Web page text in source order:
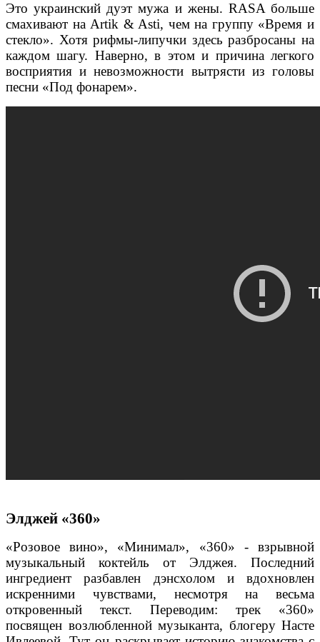
Это украинский дуэт мужа и жены. RASA больше
смахивают на Artik & Asti, чем на группу «Время и
стекло». Хотя рифмы-липучки здесь разбросаны на
каждом шагу. Наверно, в этом и причина легкого
восприятия и невозможности вытрясти из головы
песни «Под фонарем».
Элджей «360»
«Розовое вино», «Минимал», «360» - взрывной
музыкальный коктейль от Элджея. Последний
ингредиент разбавлен дэнсхолом и вдохновлен
искренними чувствами, несмотря на весьма
откровенный текст. Переводим: трек «360»
посвящен возлюбленной музыканта, блогеру Насте